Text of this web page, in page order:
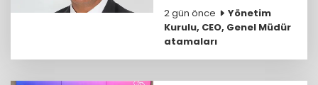
Operasyondan Sorumlu
Genel Müdür Yardımcılığı
görevine Ümit Helva
atandı.
2 gün önce
Yönetim
Kurulu, CEO, Genel Müdür
atamaları